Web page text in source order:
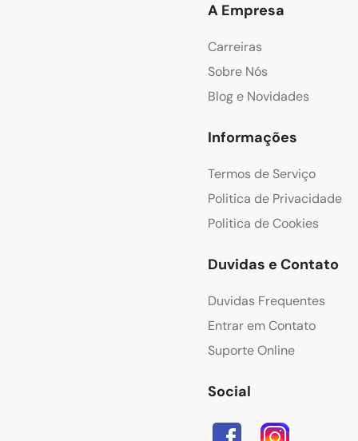
A Empresa
Carreiras
Sobre Nós
Blog e Novidades
Informações
Termos de Serviço
Politica de Privacidade
Politica de Cookies
Duvidas e Contato
Duvidas Frequentes
Entrar em Contato
Suporte Online
Social